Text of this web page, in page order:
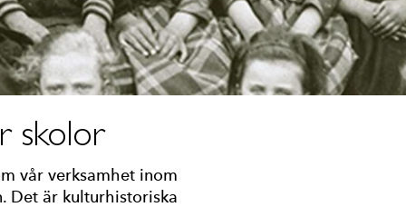
skolor
vår verksamhet inom
Det är kulturhistoriska